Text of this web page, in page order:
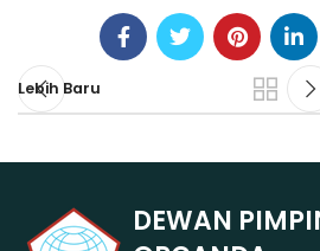
Lebih Baru
DEWAN